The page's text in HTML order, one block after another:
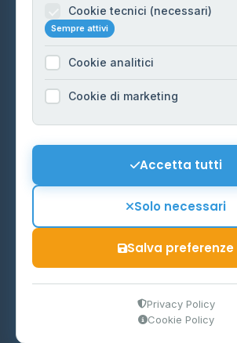
Informazioni legali
Cookie Policy
Preferenze Cookie
Mappa del sito
P.IVA 03859300364
Ministero delle Imprese e
Cookie tecnici (necessari)
Sempre attivi
Cookie analitici
Cookie di marketing
Accetta tutti
Solo necessari
Salva preferenze
Privacy Policy
Cookie Policy